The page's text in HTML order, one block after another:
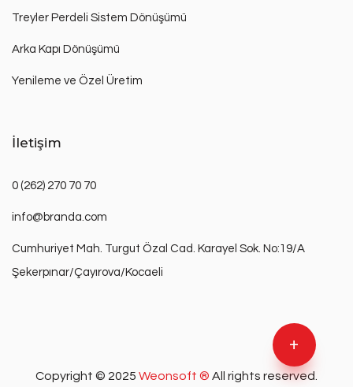
Treyler Perdeli Sistem Dönüşümü
Arka Kapı Dönüşümü
Yenileme ve Özel Üretim
İletişim
0 (262) 270 70 70
info@branda.com
Cumhuriyet Mah. Turgut Özal Cad. Karayel Sok. No:19/A
Şekerpınar/Çayırova/Kocaeli
Copyright © 2025 Weonsoft ® All rights reserved.
+